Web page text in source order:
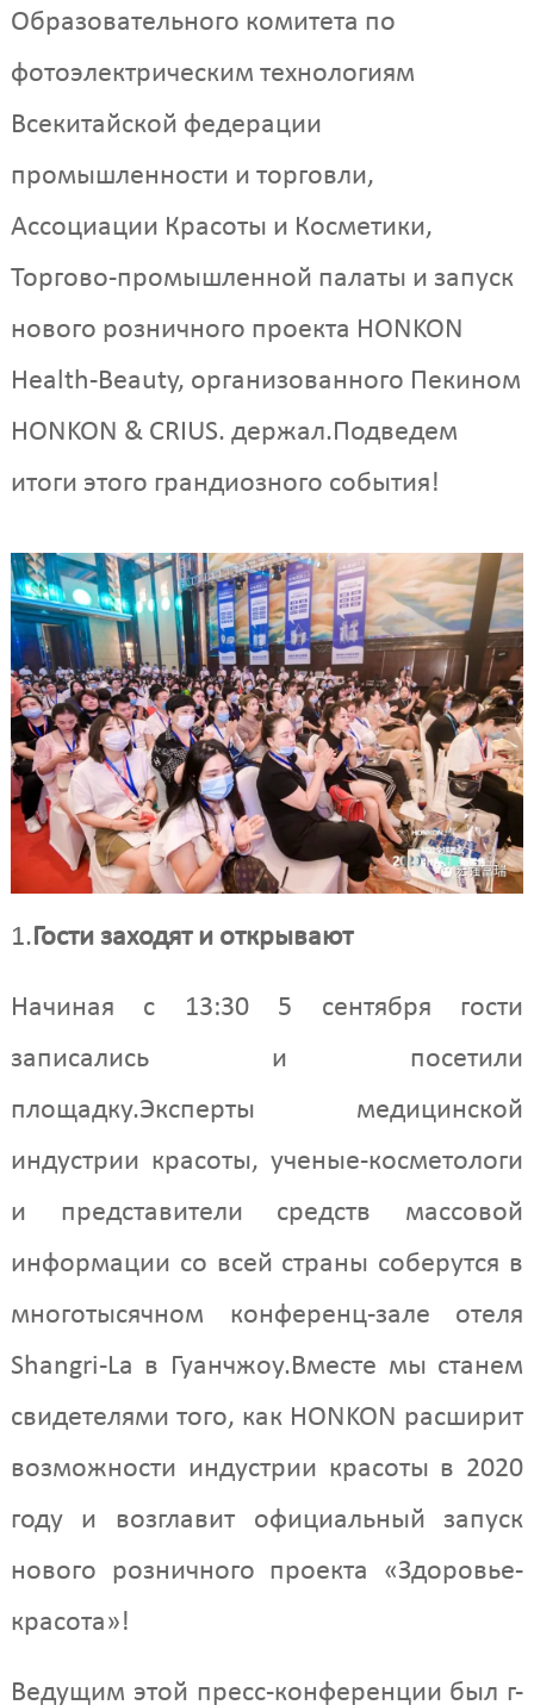
Образовательного комитета по
фотоэлектрическим технологиям
Всекитайской федерации
промышленности и торговли,
Ассоциации Красоты и Косметики,
Торгово-промышленной палаты и запуск
нового розничного проекта HONKON
Health-Beauty, организованного Пекином
HONKON & CRIUS. держал.Подведем
итоги этого грандиозного события!
1.Гости заходят и открывают
Начиная с 13:30 5 сентября гости
записались и посетили
площадку.Эксперты медицинской
индустрии красоты, ученые-косметологи
и представители средств массовой
информации со всей страны соберутся в
многотысячном конференц-зале отеля
Shangri-La в Гуанчжоу.Вместе мы станем
свидетелями того, как HONKON расширит
возможности индустрии красоты в 2020
году и возглавит официальный запуск
нового розничного проекта «Здоровье-
красота»!
Ведущим этой пресс-конференции был г-